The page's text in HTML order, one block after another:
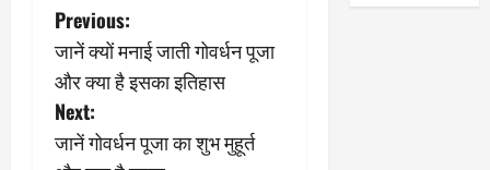
P
o
s
Previous:
जानें क्यों मनाई जाती गोवर्धन पूजा
और क्या है इसका इतिहास
Next:
जानें गोवर्धन पूजा का शुभ मुहूर्त